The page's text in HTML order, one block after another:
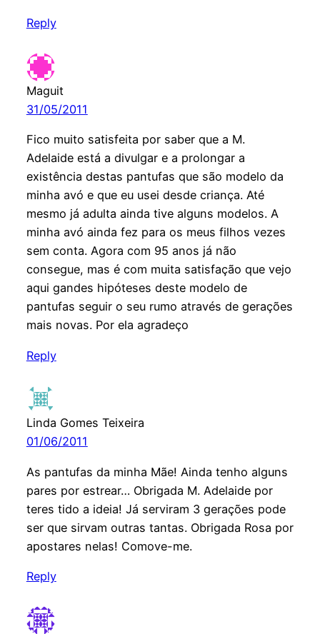
Reply
Maguit
31/05/2011
Fico muito satisfeita por saber que a M.
Adelaide está a divulgar e a prolongar a
existência destas pantufas que são modelo da
minha avó e que eu usei desde criança. Até
mesmo já adulta ainda tive alguns modelos. A
minha avó ainda fez para os meus filhos vezes
sem conta. Agora com 95 anos já não
consegue, mas é com muita satisfação que vejo
aqui gandes hipóteses deste modelo de
pantufas seguir o seu rumo através de gerações
mais novas. Por ela agradeço
Reply
Linda Gomes Teixeira
01/06/2011
As pantufas da minha Mãe! Ainda tenho alguns
pares por estrear… Obrigada M. Adelaide por
teres tido a ideia! Já serviram 3 gerações pode
ser que sirvam outras tantas. Obrigada Rosa por
apostares nelas! Comove-me.
Reply